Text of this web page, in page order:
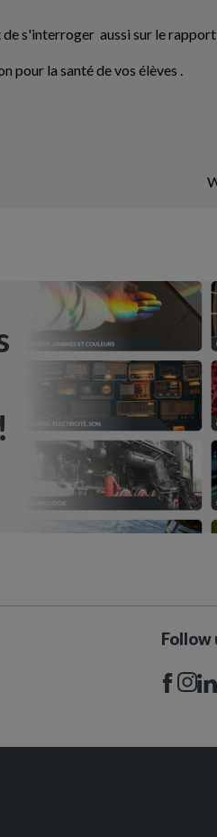
s'interroger aussi sur le
pour la santé de vos élèves .
Follow